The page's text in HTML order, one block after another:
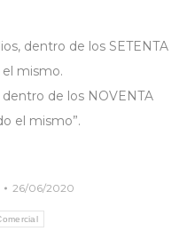
dentro de los SETENTA
el mismo.
dentro de los NOVENTA
el mismo”.
26/06/2020